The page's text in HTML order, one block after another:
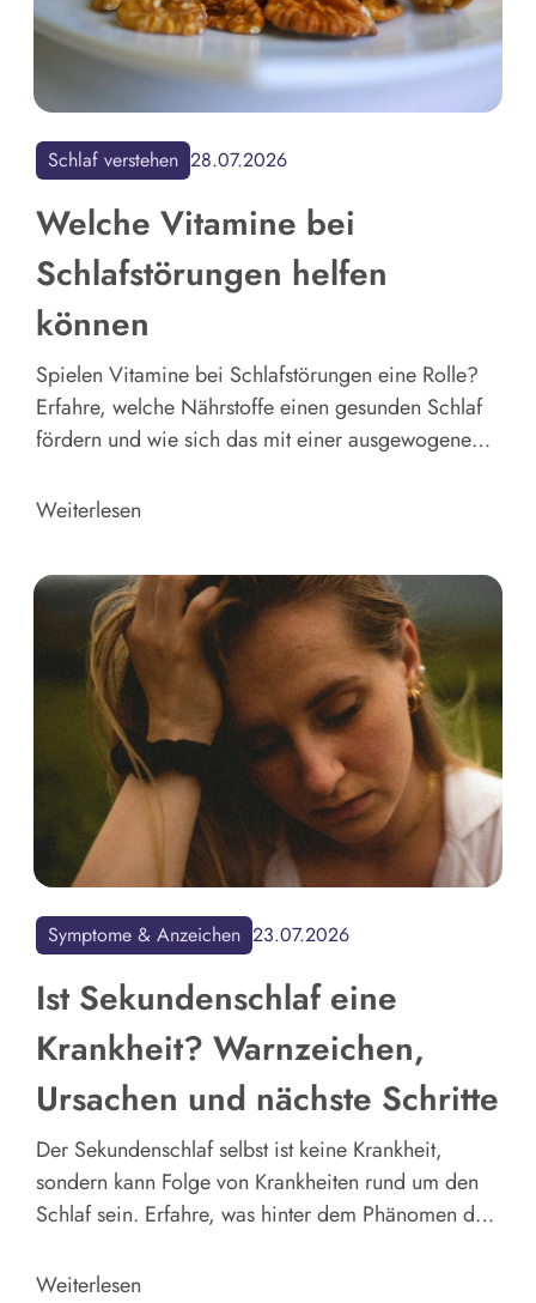
Schlaf verstehen 28.07.2026
Welche Vitamine bei
Schlafstörungen helfen
können
Spielen Vitamine bei Schlafstörungen eine Rolle?
Erfahre, welche Nährstoffe einen gesunden Schlaf
fördern und wie sich das mit einer ausgewogenen
Weiterlesen
Symptome & Anzeichen 23.07.2026
Ist Sekundenschlaf eine
Krankheit? Warnzeichen,
Ursachen und nächste Schritte
Der Sekundenschlaf selbst ist keine Krankheit,
sondern kann Folge von Krankheiten rund um den
Schlaf sein. Erfahre, was hinter dem Phänomen des
und nächsten Schritte in deinem Fall.
Weiterlesen